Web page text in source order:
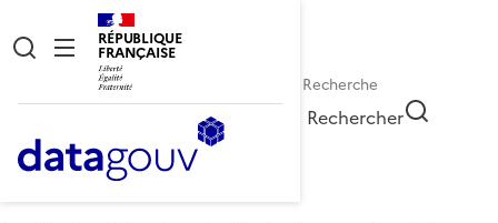
RÉPUBLIQUE
FRANÇAISE
Rechercher